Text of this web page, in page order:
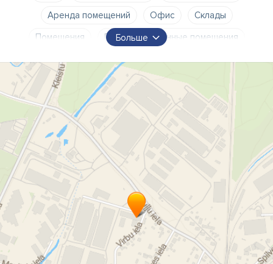
Аренда помещений
Офис
Склады
Помещения
Производственные помещения
комплекс торговых складов buļi
торговые склады
склад на ул. Вирбу
Больше